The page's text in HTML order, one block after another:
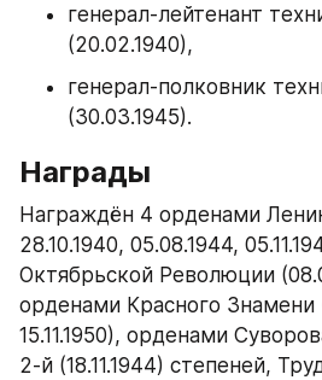
генерал-лейтенант
(20.02.1940),
генерал-полковник
(30.03.1945).
Награды
Награждён 4 орденами
28.10.1940, 05.08.1944,
Октябрьской Революции
орденами Красного Знамени
15.11.1950), орденами
2-й (18.11.1944) степеней,